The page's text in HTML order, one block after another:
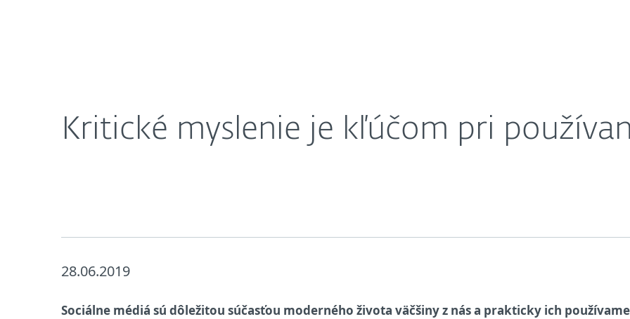
Kritické myslenie je kľúčom pri
28.06.2019
Sociálne médiá sú dôležitou súčasťou moderného života väčšiny z nás a prakticky ich používame